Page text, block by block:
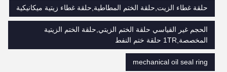
حلقة غطاء الزيت,حلقة الختم المطاطية,حلقة غطاء زيتية ميكانيكية
الحجم غير القياسي حلقة الختم الزيتي,حلقة الختم الزيتية
المخصصة,1TR حلقة ختم النفط
mechanical oil seal ring